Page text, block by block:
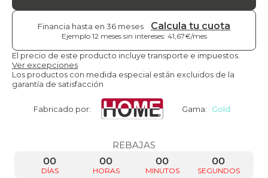
Financia hasta en 36 meses Calcula tu cuota
Ejemplo 12 meses sin intereses: 41,67€/mes
El precio de este producto incluye transporte e impuestos.
Ver excepciones
Los productos con medida especial están excluidos de la
garantía de satisfacción
Fabricado por: Gama: Gold
REBAJAS
DÍAS
00
HORAS
00
MINUTOS
00
SEGUNDOS
00